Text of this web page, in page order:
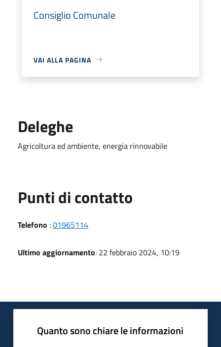
Consiglio Comunale
VAI ALLA PAGINA
Deleghe
Agricoltura ed ambiente, energia rinnovabile
Punti di contatto
Telefono :01965114
Ultimo aggiornamento: 22 febbraio 2024, 10:19
Quanto sono chiare le informazioni